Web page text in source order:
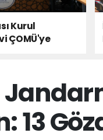
Kurul
ÇOMÜ'ye